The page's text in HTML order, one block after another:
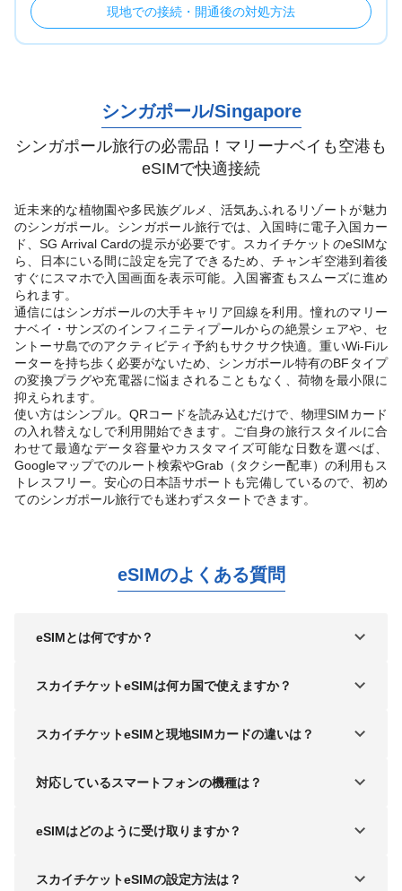
現地での接続・開通後の対処方法
シンガポール/Singapore
シンガポール旅行の必需品！マリーナベイも空港も
eSIMで快適接続
近未来的な植物園や多民族グルメ、活気あふれるリゾートが魅力
のシンガポール。シンガポール旅行では、入国時に電子入国カー
ド、SG Arrival Cardの提示が必要です。スカイチケットのeSIMな
ら、日本にいる間に設定を完了できるため、チャンギ空港到着後
すぐにスマホで入国画面を表示可能。入国審査もスムーズに進め
られます。
通信にはシンガポールの大手キャリア回線を利用。憧れのマリー
ナベイ・サンズのインフィニティプールからの絶景シェアや、セ
ントーサ島でのアクティビティ予約もサクサク快適。重いWi-Fiル
ーターを持ち歩く必要がないため、シンガポール特有のBFタイプ
の変換プラグや充電器に悩まされることもなく、荷物を最小限に
抑えられます。
使い方はシンプル。QRコードを読み込むだけで、物理SIMカード
の入れ替えなしで利用開始できます。ご自身の旅行スタイルに合
わせて最適なデータ容量やカスタマイズ可能な日数を選べば、
Googleマップでのルート検索やGrab（タクシー配車）の利用もス
トレスフリー。安心の日本語サポートも完備しているので、初め
てのシンガポール旅行でも迷わずスタートできます。
eSIMのよくある質問
eSIMとは何ですか？
スカイチケットeSIMは何カ国で使えますか？
スカイチケットeSIMと現地SIMカードの違いは？
対応しているスマートフォンの機種は？
eSIMはどのように受け取りますか？
スカイチケットeSIMの設定方法は？